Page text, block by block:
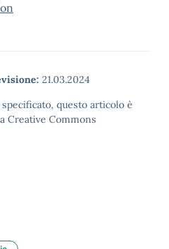
21.03.2024
questo articolo è
Creative Commons